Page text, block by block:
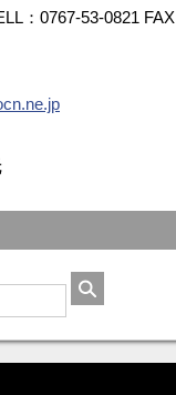
：0767-53-0821 FAX